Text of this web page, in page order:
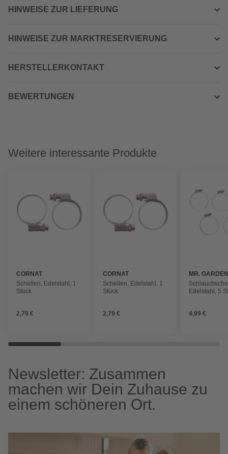
HINWEISE ZUR LIEFERUNG
HINWEISE ZUR MARKTRESERVIERUNG
HERSTELLERKONTAKT
BEWERTUNGEN
Weitere interessante Produkte
CORNAT
Schellen, Edelstahl, 1
Stück
2,79 €
CORNAT
Schellen, Edelstahl, 1
Stück
2,79 €
MR.
Edelstahl, 5
4,99 €
Newsletter: Zusammen
machen wir Dein Zuhause zu
einem schöneren Ort.